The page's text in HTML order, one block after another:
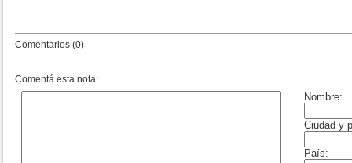
Comentarios (0)
Comentá esta nota: